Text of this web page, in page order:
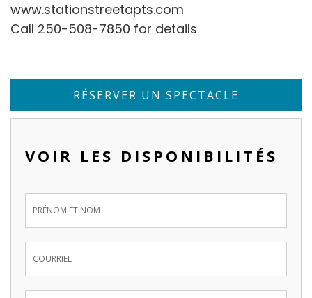
www.stationstreetapts.com
Call 250-508-7850 for details
RÉSERVER UN SPECTACLE
VOIR LES DISPONIBILITÉS
Inquire